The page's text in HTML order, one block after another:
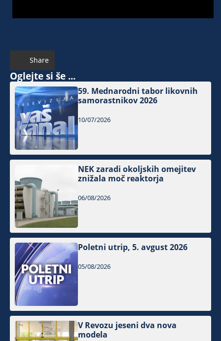
Share
Oglejte si še ...
59. Mednarodni tabor likovnih
samorastnikov 2026
10/07/2026
NEK zaradi okoljskih omejitev
znižala moč reaktorja
06/08/2026
Poletni utrip, 5. avgust 2026
05/08/2026
V Revozu jeseni dva nova
modela